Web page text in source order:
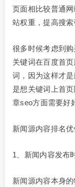
页面相比较普通
站权重，提高搜索
很多时候考虑到
关键词在百度首
词，因为这样才
是想关键词上首
章seo方面需要好
新闻源内容排名
1、新闻内容发布
新闻源内容本身